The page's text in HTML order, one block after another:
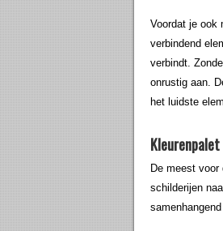
Voordat je ook
verbindend
verbindt.
onrustig aan.
het luidste
De meest voor
schilderijen
samenhangend